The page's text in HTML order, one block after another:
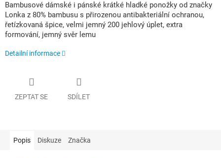
Bambusové dámské i pánské krátké hladké ponožky od značky
Lonka z 80% bambusu s přirozenou antibakteriální ochranou,
řetízkovaná špice, velmi jemný 200 jehlový úplet, extra
formování, jemný svěr lemu
Detailní informace
ZEPTAT SE SDÍLET
Popis Diskuze Značka